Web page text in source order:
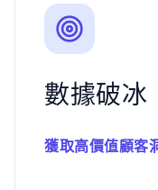
數據破冰
獲取高價值顧客